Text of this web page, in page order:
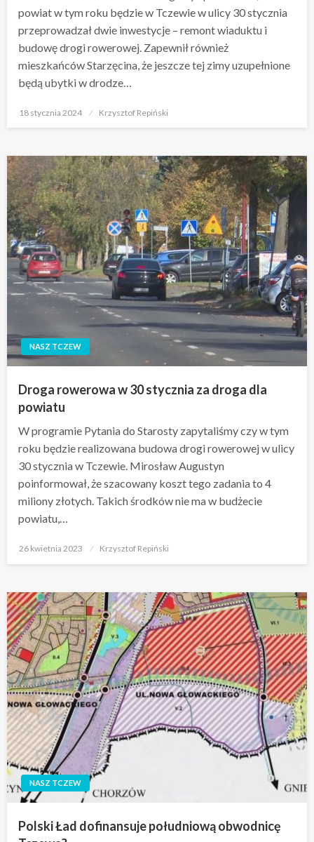
powiat w tym roku będzie w Tczewie w ulicy 30 stycznia
przeprowadzał dwie inwestycje – remont wiaduktu i
budowę drogi rowerowej. Zapewnił również
mieszkańców Starzęcina, że jeszcze tej zimy uzupełnione
będą ubytki w drodze…
Opublikowane
18 stycznia 2024 Krzysztof Repiński
NASZ TCZEW
Droga rowerowa w 30 stycznia za droga dla
powiatu
W programie Pytania do Starosty zapytaliśmy czy w tym
roku będzie realizowana budowa drogi rowerowej w ulicy
30 stycznia w Tczewie. Mirosław Augustyn
poinformował, że szacowany koszt tego zadania to 4
miliony złotych. Takich środków nie ma w budżecie
powiatu,…
Opublikowane
26 kwietnia 2023 Krzysztof Repiński
NASZ TCZEW
Polski Ład dofinansuje południową obwodnicę